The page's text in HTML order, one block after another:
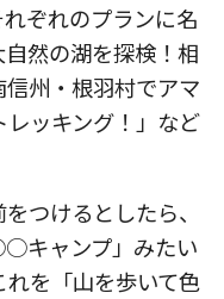
れぞれのプランに名
然の湖を探検！相
州・根羽村でアマ
ッキング！」など
つけるとしたら、
キャンプ」みたい
を「山を歩いて色